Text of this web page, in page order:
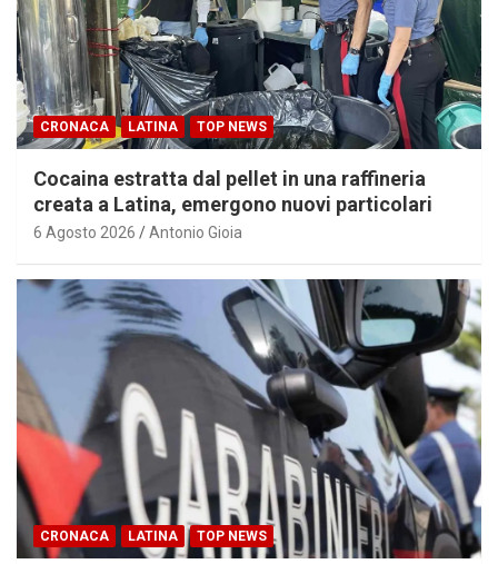
CRONACA LATINA TOP NEWS
Cocaina estratta dal pellet in una raffineria
creata a Latina, emergono nuovi particolari
6 Agosto 2026 Antonio Gioia
CRONACA LATINA TOP NEWS